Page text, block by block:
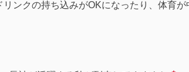
ンクの持ち込みがOKになったり、体育